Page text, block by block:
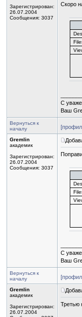
Зарегистрирован:
26.07.2004
Сообщения: 3037
Скоро
С
Ваш
Вернуться к
началу
Gremlin
академик
Зарегистрирован:
26.07.2004
Сообщения: 3037
С
Ваш
Вернуться к
началу
Gremlin
академик
Зарегистрирован:
26.07.2004
Третью